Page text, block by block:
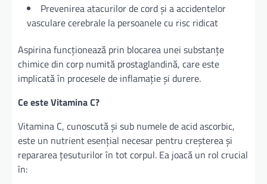
Prevenirea atacurilor de cord și a accidentelor
vasculare cerebrale la persoanele cu risc ridicat
Aspirina funcționează prin blocarea unei substanțe
chimice din corp numită prostaglandină, care este
implicată în procesele de inflamație și durere.
Ce este Vitamina C?
Vitamina C, cunoscută și sub numele de acid ascorbic,
este un nutrient esențial necesar pentru creșterea și
repararea țesuturilor în tot corpul. Ea joacă un rol crucial
în: